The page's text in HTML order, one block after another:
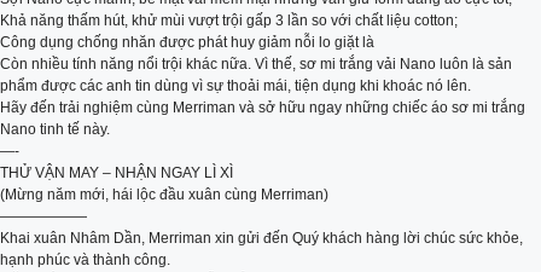
Khả năng thấm hút, khử mùi vượt trội gấp 3 lần so với chất liệu cotton;
Công dụng chống nhăn được phát huy giảm nỗi lo giặt là
Còn nhiều tính năng nổi trội khác nữa. Vì thế, sơ mi trắng vải Nano luôn là sản
phẩm được các anh tin dùng vì sự thoải mái, tiện dụng khi khoác nó lên.
Hãy đến trải nghiệm cùng Merriman và sở hữu ngay những chiếc áo sơ mi trắng
Nano tinh tế này.
—-
THỬ VẬN MAY – NHẬN NGAY LÌ XÌ
(Mừng năm mới, hái lộc đầu xuân cùng Merriman)
——————
Khai xuân Nhâm Dần, Merriman xin gửi đến Quý khách hàng lời chúc sức khỏe,
hạnh phúc và thành công.